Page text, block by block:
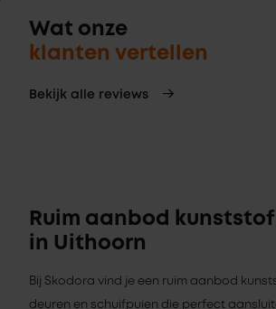
Wat onze
klanten vertellen
Bekijk alle reviews
Ruim aanbod
in Uithoorn
Bij Skodora vind je een ruim aanbod
deuren en schuifpuien die perfect